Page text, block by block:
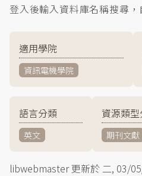
登入後輸入資料庫名稱搜尋
適用學院
資訊電機學院
語言分類
英文
資源類
期刊文獻
libwebmaster更新於 二, 03/